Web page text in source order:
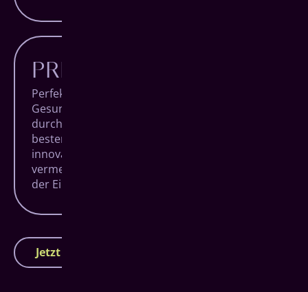
PREISWERTER
Perfekter Zahnersatz ist eine Investition in Ihre
Gesundheit und Ihr Wohlbefinden. Qualität hat
durch die hochwertigen Komponenten aus
besten Materialen seinen Preis, doch sorgt das
innovative All-on-4 System dafür, dass
vermeidbare Kosten verhindert werden und
der Eingriff somit in Summe günstiger wird.
Jetzt Termin vereinbaren